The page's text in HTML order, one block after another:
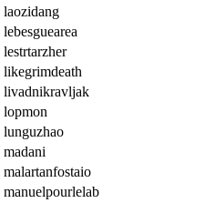
laozidang
lebesguearea
lestrtarzher
likegrimdeath
livadnikravljak
lopmon
lunguzhao
madani
malartanfostaio
manuelpourlelab